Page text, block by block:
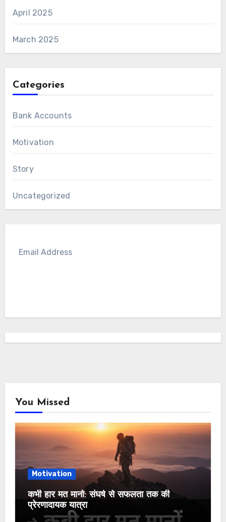
April 2025
March 2025
Categories
Bank Accounts
Motivation
Story
Uncategorized
You Missed
Motivation
कभी हार मत मानो: संघर्ष से सफलता तक की
प्रेरणादायक यात्रा